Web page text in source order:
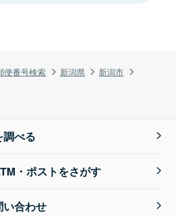
便番号検索 新潟県
新潟市
べる
・ポストをさがす
い合わせ